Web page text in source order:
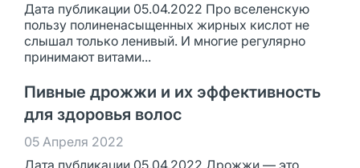
Дата публикации 05.04.2022 Про вселенскую
пользу полиненасыщенных жирных кислот не
слышал только ленивый. И многие регулярно
принимают витами...
Пивные дрожжи и их эффективность
для здоровья волос
05 Апреля 2022